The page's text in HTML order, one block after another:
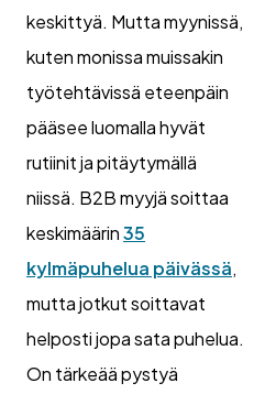
keskittyä. Mutta myynissä,
kuten monissa muissakin
työtehtävissä eteenpäin
pääsee luomalla hyvät
rutiinit ja pitäytymällä
niissä. B2B myyjä soittaa
keskimäärin35
kylmäpuhelua päivässä,
mutta jotkut soittavat
helposti jopa sata puhelua.
On tärkeää pystyä